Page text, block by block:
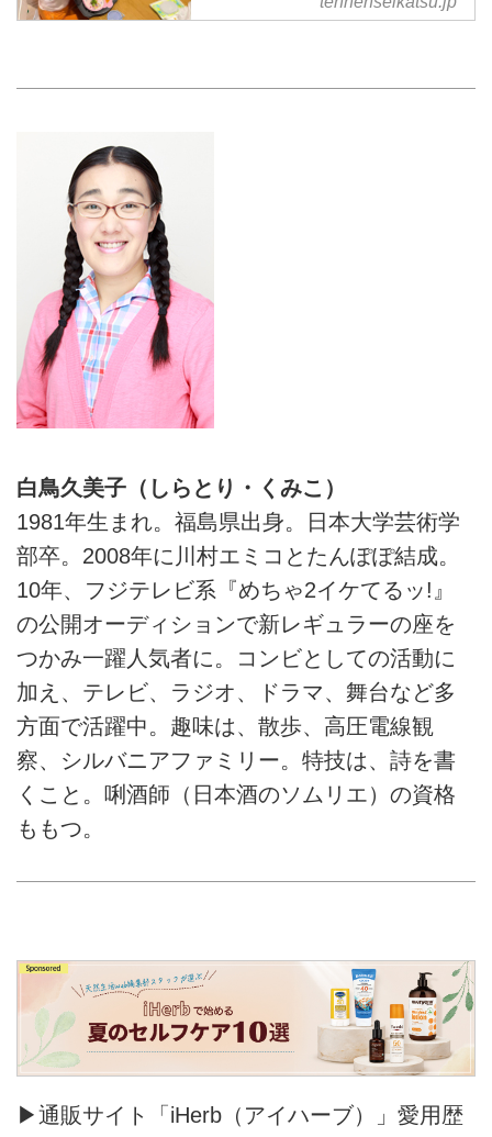
白鳥久美子（しらとり・くみこ）
1981年生まれ。福島県出身。日本大学芸術学
部卒。2008年に川村エミコとたんぽぽ結成。
10年、フジテレビ系『めちゃ2イケてるッ!』
の公開オーディションで新レギュラーの座を
つかみ一躍人気者に。コンビとしての活動に
加え、テレビ、ラジオ、ドラマ、舞台など多
方面で活躍中。趣味は、散歩、高圧電線観
察、シルバニアファミリー。特技は、詩を書
くこと。唎酒師（日本酒のソムリエ）の資格
ももつ。
▶通販サイト「iHerb（アイハーブ）」愛用歴